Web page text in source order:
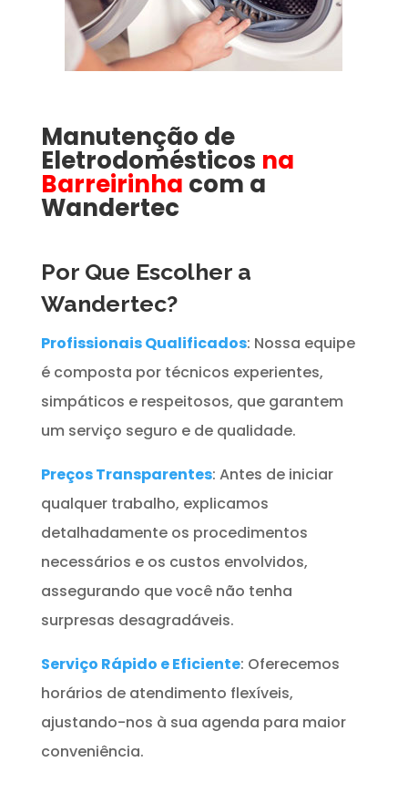
Manutenção de
Eletrodomésticos na
Barreirinha com a
Wandertec
Por Que Escolher a
Wandertec?
Profissionais Qualificados: Nossa equipe
é composta por técnicos experientes,
simpáticos e respeitosos, que garantem
um serviço seguro e de qualidade.
Preços Transparentes: Antes de iniciar
qualquer trabalho, explicamos
detalhadamente os procedimentos
necessários e os custos envolvidos,
assegurando que você não tenha
surpresas desagradáveis.
Serviço Rápido e Eficiente: Oferecemos
horários de atendimento flexíveis,
ajustando-nos à sua agenda para maior
conveniência.